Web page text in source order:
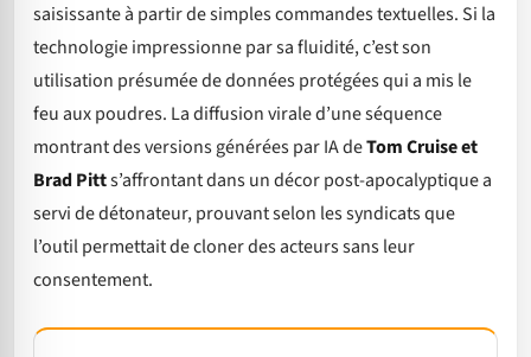
saisissante à partir de simples commandes textuelles. Si la
technologie impressionne par sa fluidité, c’est son
utilisation présumée de données protégées qui a mis le
feu aux poudres. La diffusion virale d’une séquence
montrant des versions générées par IA deTom Cruise et
Brad Pitts’affrontant dans un décor post-apocalyptique a
servi de détonateur, prouvant selon les syndicats que
l’outil permettait de cloner des acteurs sans leur
consentement.